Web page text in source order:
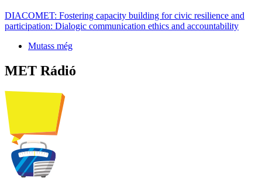
DIACOMET: Fostering capacity building for civic resilience and
participation: Dialogic communication ethics and accountability
Mutass még
MET Rádió